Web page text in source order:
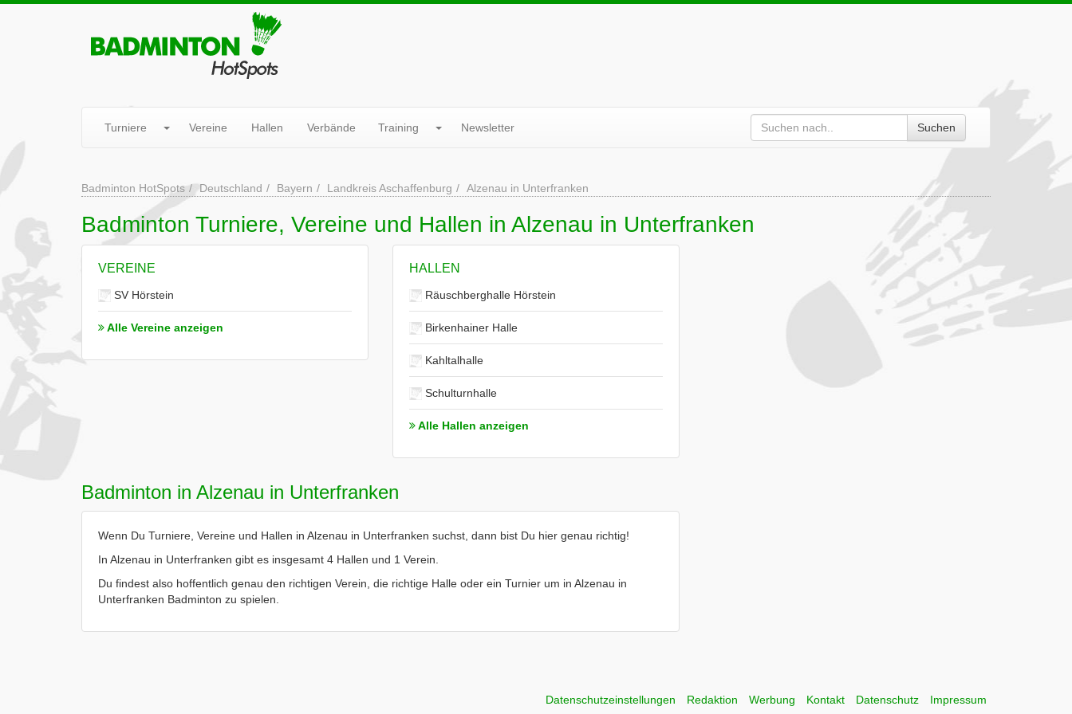
Turniere Vereine Hallen Verbände Training Newsletter Suchen
Badminton HotSpots Deutschland Bayern Landkreis Aschaffenburg Alzenau in Unterfranken
Badminton Turniere, Vereine und Hallen in Alzenau in Unterfranken
VEREINE
SV Hörstein
Alle Vereine anzeigen
HALLEN
Räuschberghalle Hörstein
Birkenhainer Halle
Kahltalhalle
Schulturnhalle
Alle Hallen anzeigen
Badminton in Alzenau in Unterfranken
Wenn Du Turniere, Vereine und Hallen in Alzenau in Unterfranken suchst, dann bist Du hier genau richtig!
In Alzenau in Unterfranken gibt es insgesamt 4 Hallen und 1 Verein.
Du findest also hoffentlich genau den richtigen Verein, die richtige Halle oder ein Turnier um in Alzenau in
Unterfranken Badminton zu spielen.
Datenschutzeinstellungen Redaktion Werbung Kontakt Datenschutz Impressum